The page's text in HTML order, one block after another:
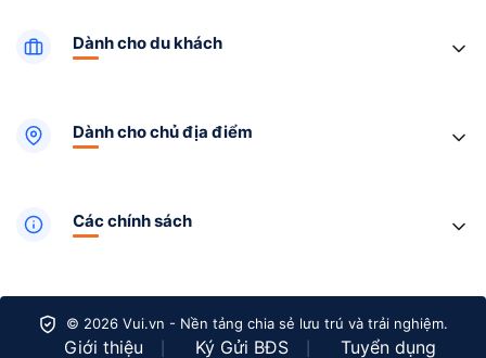
Dành cho du khách
Dành cho chủ địa điểm
Các chính sách
© 2026 Vui.vn - Nền tảng chia sẻ lưu trú và trải nghiệm.
Giới thiệu Ký Gửi BĐS Tuyển dụng